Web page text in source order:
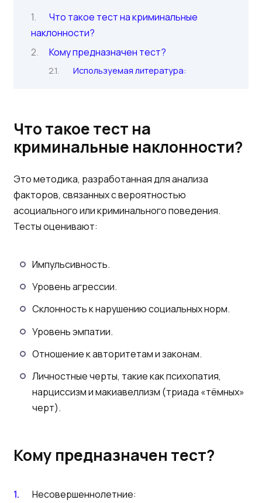
Что такое тест на криминальные
наклонности?
Кому предназначен тест?
Используемая литература:
Что такое тест на
криминальные наклонности?
Это методика, разработанная для анализа
факторов, связанных с вероятностью
асоциального или криминального поведения.
Тесты оценивают:
Импульсивность.
Уровень агрессии.
Склонность к нарушению социальных норм.
Уровень эмпатии.
Отношение к авторитетам и законам.
Личностные черты, такие как психопатия,
нарциссизм и макиавеллизм (триада «тёмных»
черт).
Кому предназначен тест?
Несовершеннолетние: